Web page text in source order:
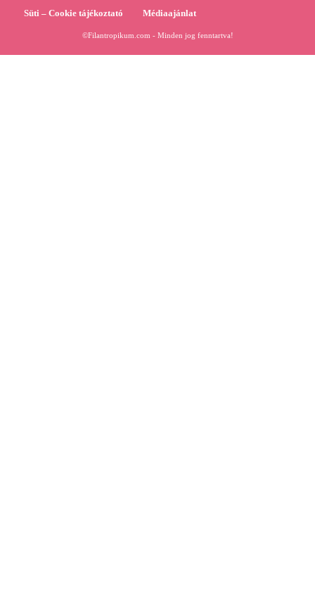
Süti – Cookie tájékoztató Médiaajánlat
©Filantropikum.com - Minden jog fenntartva!